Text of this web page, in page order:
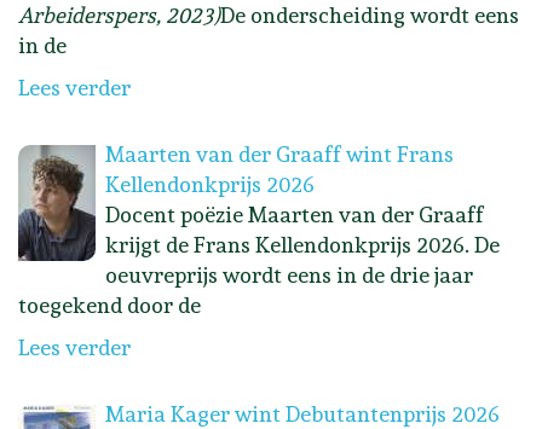
Arbeiderspers, 2023)De onderscheiding wordt eens
in de
Lees verder
Maarten van der Graaff wint Frans
Kellendonkprijs 2026
Docent poëzie Maarten van der Graaff
krijgt de Frans Kellendonkprijs 2026. De
oeuvreprijs wordt eens in de drie jaar
toegekend door de
Lees verder
Maria Kager wint Debutantenprijs 2026